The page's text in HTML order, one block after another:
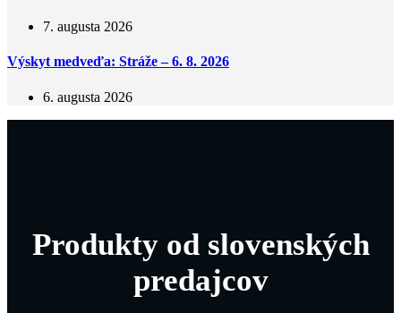
7. augusta 2026
Výskyt medveďa: Stráže – 6. 8. 2026
6. augusta 2026
Produkty od slovenských
predajcov